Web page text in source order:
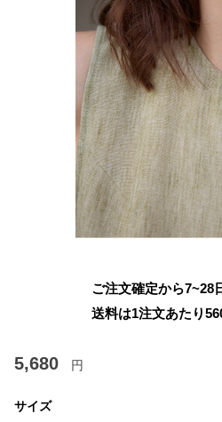
ご注文確定から7~28
送料は1注文あたり
5,680 円
サイズ